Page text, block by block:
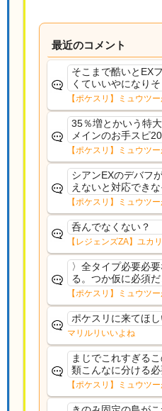
最近のコメント
そこまで酷いとEX
くていいやになり
さえあんまり行っ
【ポケスリ】ミュウツ
35％増とかいう特
メインのお手スピ
果のみフェアリーノ
まともに料理も作
に言ってカス
【ポケスリ】ミュウツ
シアンEXのデバフ
えないと対応でき
るわ
【ポケスリ】ミュウツ
呑んでなくない？
【レジェンズZA】ユカ
〉全タイプ必要必
る。つか仮に必須だ
もんに付き合う気は
リソースを甘く見
やったことないや
ラピスEX最短二年
【ポケスリ】ミュウツ
ポケスリに来てほ
マリルリいいよね
まじでこれすぎる
類こんなに分ける
【ポケスリ】ミュウツ